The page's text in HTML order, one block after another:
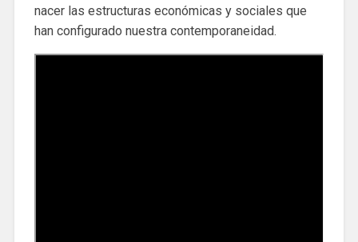
nacer las estructuras económicas y sociales que
han configurado nuestra contemporaneidad.